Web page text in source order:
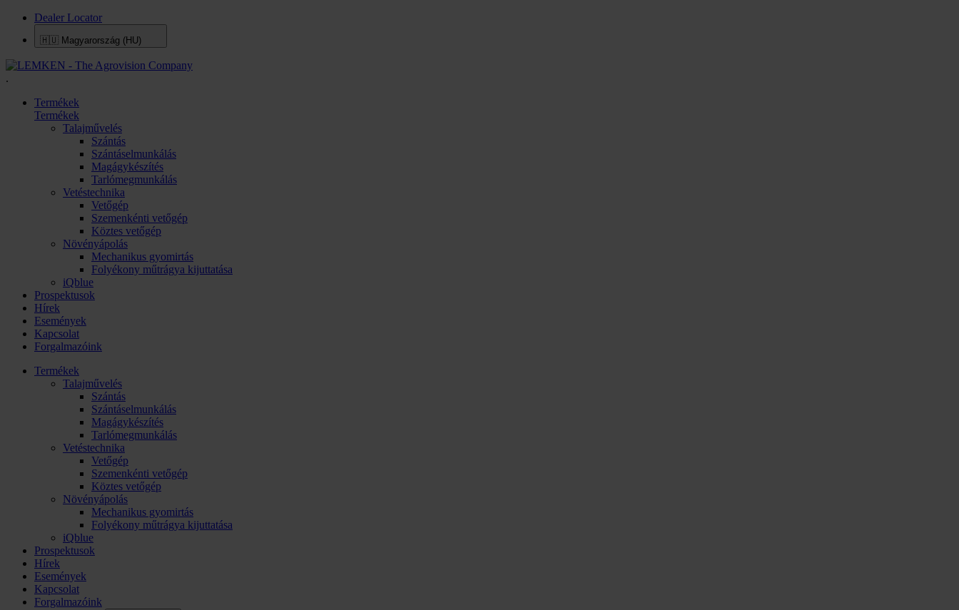
Dealer Locator
🇭🇺 Magyarország (HU)
.
Termékek
Termékek
Talajművelés
Szántás
Szántáselmunkálás
Magágykészítés
Tarlómegmunkálás
Vetéstechnika
Vetőgép
Szemenkénti vetőgép
Köztes vetőgép
Növényápolás
Mechanikus gyomirtás
Folyékony műtrágya kijuttatása
iQblue
Prospektusok
Hírek
Események
Kapcsolat
Forgalmazóink
Termékek
Talajművelés
Szántás
Szántáselmunkálás
Magágykészítés
Tarlómegmunkálás
Vetéstechnika
Vetőgép
Szemenkénti vetőgép
Köztes vetőgép
Növényápolás
Mechanikus gyomirtás
Folyékony műtrágya kijuttatása
iQblue
Prospektusok
Hírek
Események
Kapcsolat
Forgalmazóink